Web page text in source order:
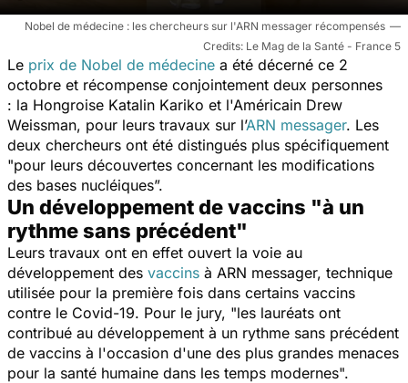
Nobel de médecine : les chercheurs sur l'ARN messager récompensés
Le Mag de la Santé - France 5
Le prix de Nobel de médecine a été décerné ce 2
octobre et récompense conjointement deux personnes
: la Hongroise Katalin Kariko et l'Américain Drew
Weissman, pour leurs travaux sur l’ARN messager. Les
deux chercheurs ont été distingués plus spécifiquement
"pour leurs découvertes concernant les modifications
des bases nucléiques”.
Un développement de vaccins "à un
rythme sans précédent"
Leurs travaux ont en effet ouvert la voie au
développement des vaccins à ARN messager, technique
utilisée pour la première fois dans certains vaccins
contre le Covid-19. Pour le jury, "les lauréats ont
contribué au développement à un rythme sans précédent
de vaccins à l'occasion d'une des plus grandes menaces
pour la santé humaine dans les temps modernes".